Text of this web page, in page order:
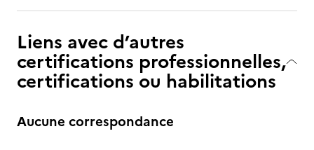
Liens avec d’autres
certifications professionnelles,
certifications ou habilitations
Aucune correspondance